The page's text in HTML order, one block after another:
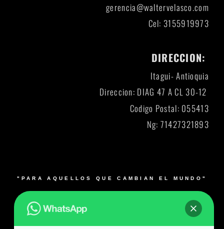
gerencia@waltervelasco.com
Cel: 3155919973
DIRECCION:
Itagui- Antioquia
Direccion: DIAG 47 A CL 30-12
Codigo Postal: 055413
Ng: 71427321893
"PARA AQUELLOS QUE CAMBIAN EL MUNDO"
Muebles para laboratorios en Bogotá, Medellín, Cali,
Barranquilla y Bucaramanga- Colombia – Producto 100%